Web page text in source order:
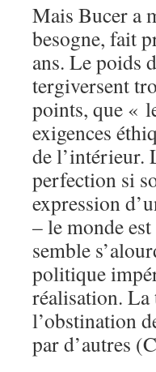
Mais Bucer a
besogne, fait
ans. Le poids
tergiversent
points, que «
exigences
de l’intérieur.
perfection si
expression
– le monde
semble
politique
réalisation. La
l’obstination
par d’autres